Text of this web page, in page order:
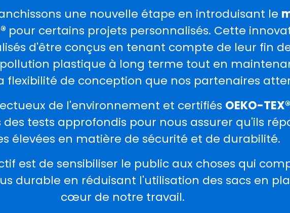
une nouvelle étape en introduisant le
pour certains projets personnalisés. Cette
d'être conçus en tenant compte de leur fin
plastique à long terme tout en
flexibilité de conception que nos partenaires
de l'environnement et certifiés OEKO-TEX®
tests approfondis pour nous assurer qu'ils
élevées en matière de sécurité et de durabilité.
est de sensibiliser le public aux choses qui
durable en réduisant l'utilisation des sacs en
cœur de notre travail.